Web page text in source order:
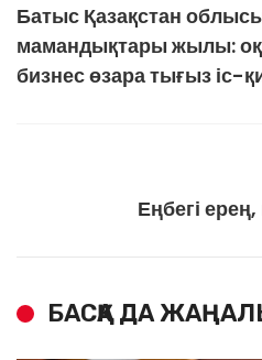
Батыс Қазақстан
мамандықтары жылы:
бизнес өзара тығыз іс-
Еңбегі
БАСҚА ДА